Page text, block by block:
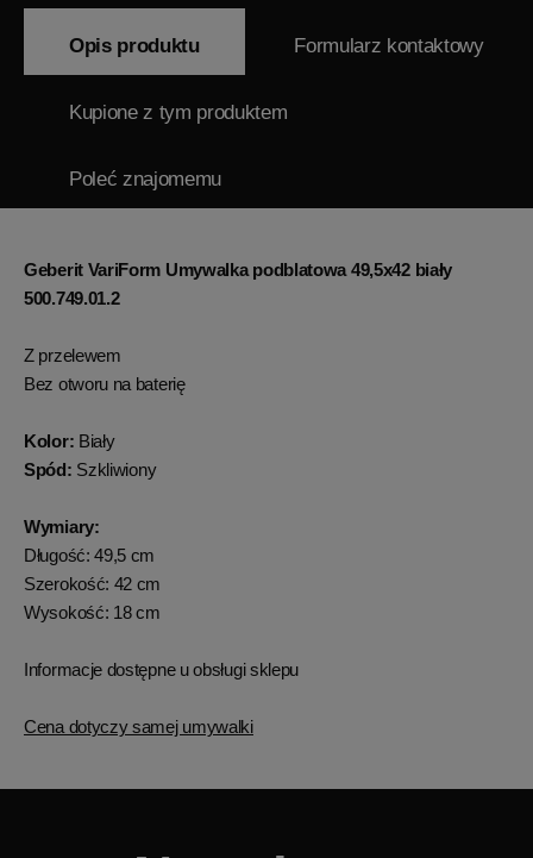
Opis produktu Formularz kontaktowy
Kupione z tym produktem
Poleć znajomemu
Geberit VariForm Umywalka podblatowa 49,5x42 biały
500.749.01.2
Z przelewem
Bez otworu na baterię
Kolor: Biały
Spód: Szkliwiony
Wymiary:
Długość: 49,5 cm
Szerokość: 42 cm
Wysokość: 18 cm
Informacje dostępne u obsługi sklepu
Cena dotyczy samej umywalki